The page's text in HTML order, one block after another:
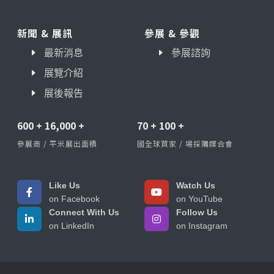
新聞 & 展訊
最新消息
展覽介紹
展後報告
參展 & 參觀
參展諮詢
600 + 16,000 +
參展商 / 平米展出面積
70 + 100 +
國全球買家 / 場採購媒合會
Like Us
on Facebook
Watch Us
on YouTube
Connect With Us
on LinkedIn
Follow Us
on Instagram